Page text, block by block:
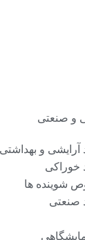
و صنعتی
آرایشی و بهداشتی
خوراکی
شوینده ها
صنعتی